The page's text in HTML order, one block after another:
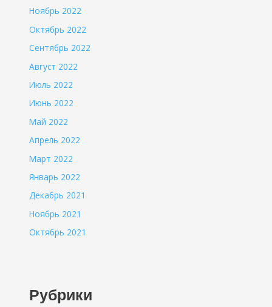
Ноябрь 2022
Октябрь 2022
Сентябрь 2022
Август 2022
Июль 2022
Июнь 2022
Май 2022
Апрель 2022
Март 2022
Январь 2022
Декабрь 2021
Ноябрь 2021
Октябрь 2021
Рубрики